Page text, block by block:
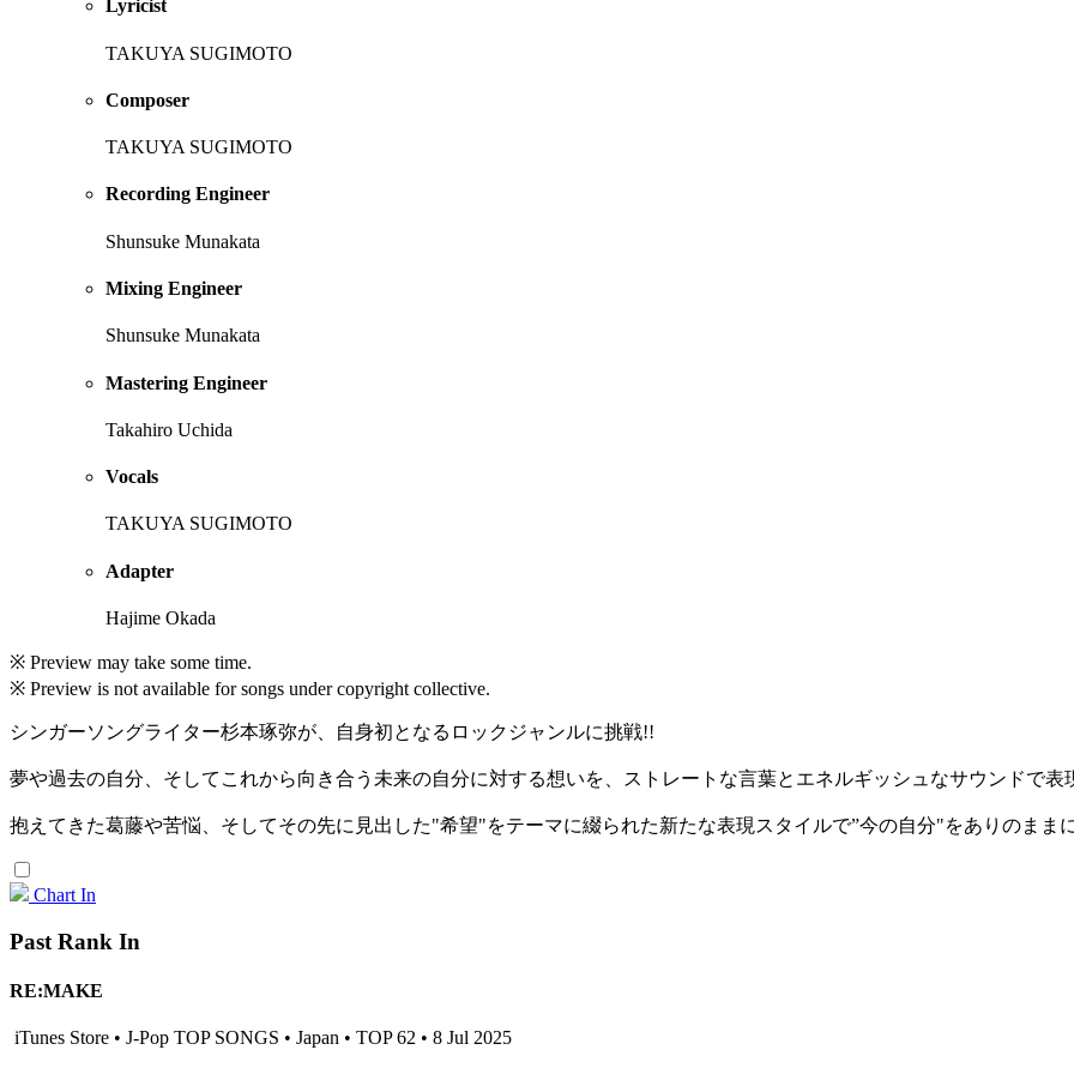
Lyricist
TAKUYA SUGIMOTO
Composer
TAKUYA SUGIMOTO
Recording Engineer
Shunsuke Munakata
Mixing Engineer
Shunsuke Munakata
Mastering Engineer
Takahiro Uchida
Vocals
TAKUYA SUGIMOTO
Adapter
Hajime Okada
※ Preview may take some time.
※ Preview is not available for songs under copyright collective.
シンガーソングライター杉本琢弥が、自身初となるロックジャンルに挑戦!!
夢や過去の自分、そしてこれから向き合う未来の自分に対する想いを、ストレートな言葉とエネルギッシュなサウンドで表
抱えてきた葛藤や苦悩、そしてその先に見出した"希望"をテーマに綴られた新たな表現スタイルで”今の自分"をありのまま
Chart In
Past Rank In
RE:MAKE
iTunes Store • J-Pop TOP SONGS • Japan • TOP 62 • 8 Jul 2025